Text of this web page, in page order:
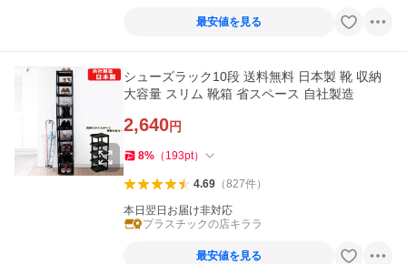
最安値を見る
シューズラック10段 送料無料 日本製 靴 収納
大容量 スリム 靴箱 省スペース 自社製造
2,640円
8% （ 193pt）
4.69（827件）
本日翌日お届け非対応
プラスチックの店キララ
最安値を見る